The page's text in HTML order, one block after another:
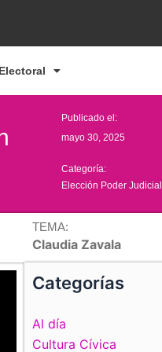
Publicado el:
mayo 30, 2025
Categoría:
Elección Poder Judicial
TEMA:
Claudia Zavala
Categorías
Al día
Cultura Cívica